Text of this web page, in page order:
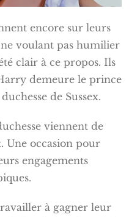
encore sur leurs
voulant pas humilier
clair à ce propos. Ils
demeure le prince
de Sussex.
viennent de
Une occasion pour
engagements
à gagner leur